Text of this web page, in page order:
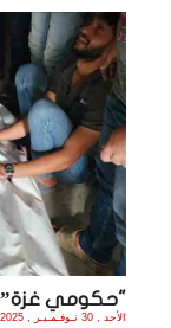
"حكومي غزة”: 357 شهيداً و903 مصابين
الأحد , 30 نـوفـمـبـر , 2025 الساعة 6:08:45 PM